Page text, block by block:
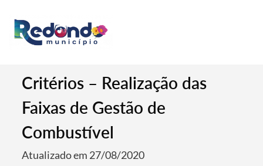
Critérios – Realização das
Faixas de Gestão de
Combustível
Atualizado em 27/08/2020